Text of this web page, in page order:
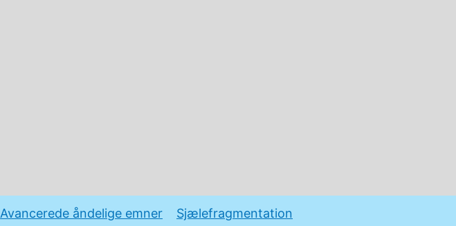
Avancerede åndelige emner
Sjælefragmentation